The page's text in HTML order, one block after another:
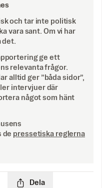
och tar inte politisk
vara sant. Om vi har
det.
ge ett
relevanta frågor.
alltid ger ”båda sidor”,
intervjuer där
något som hänt
de pressetiska reglerna
Dela